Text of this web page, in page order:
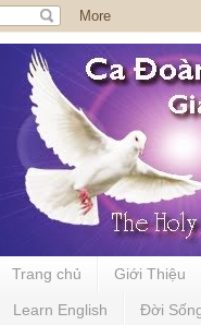
Trang chủ Giới Thiệu
Learn English Đời